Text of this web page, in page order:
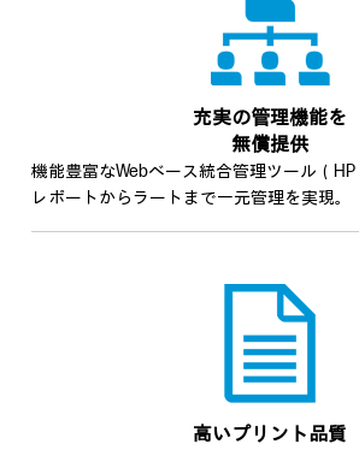
充実の管理機能を
無償提供
機能豊富なWebベース統合管理ツール（
レポートからラートまで一元管理を実現。
高いプリント品質